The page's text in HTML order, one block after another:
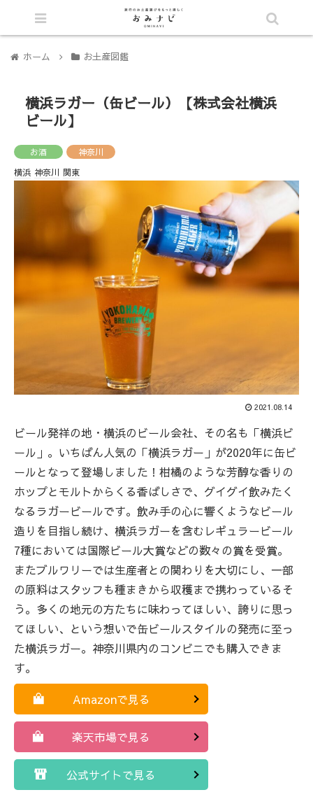
ホーム お土産図鑑
横浜ラガー（缶ビール）【株式会社横浜
ビール】
お酒
神奈川
横浜 神奈川 関東
2021.08.14
ビール発祥の地・横浜のビール会社、その名も「横浜ビ
ール」。いちばん人気の「横浜ラガー」が2020年に缶ビ
ールとなって登場しました！柑橘のような芳醇な香りの
ホップとモルトからくる香ばしさで、グイグイ飲みたく
なるラガービールです。飲み手の心に響くようなビール
造りを目指し続け、横浜ラガーを含むレギュラービール
7種においては国際ビール大賞などの数々の賞を受賞。
またブルワリーでは生産者との関わりを大切にし、一部
の原料はスタッフも種まきから収穫まで携わっているそ
う。多くの地元の方たちに味わってほしい、誇りに思っ
てほしい、という想いで缶ビールスタイルの発売に至っ
た横浜ラガー。神奈川県内のコンビニでも購入できま
す。
Amazonで見る
楽天市場で見る
公式サイトで見る
シェア